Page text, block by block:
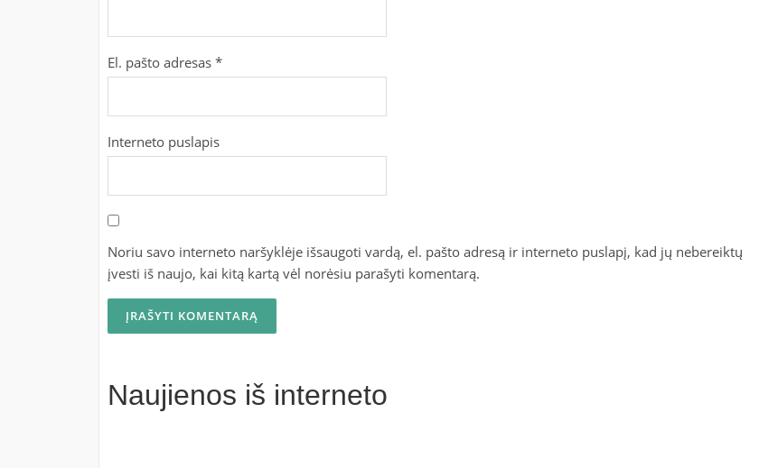
El. pašto adresas *
Interneto puslapis
Noriu savo interneto naršyklėje išsaugoti vardą, el. pašto adresą ir interneto puslapį, kad jų nebereiktų
įvesti iš naujo, kai kitą kartą vėl norėsiu parašyti komentarą.
Naujienos iš interneto